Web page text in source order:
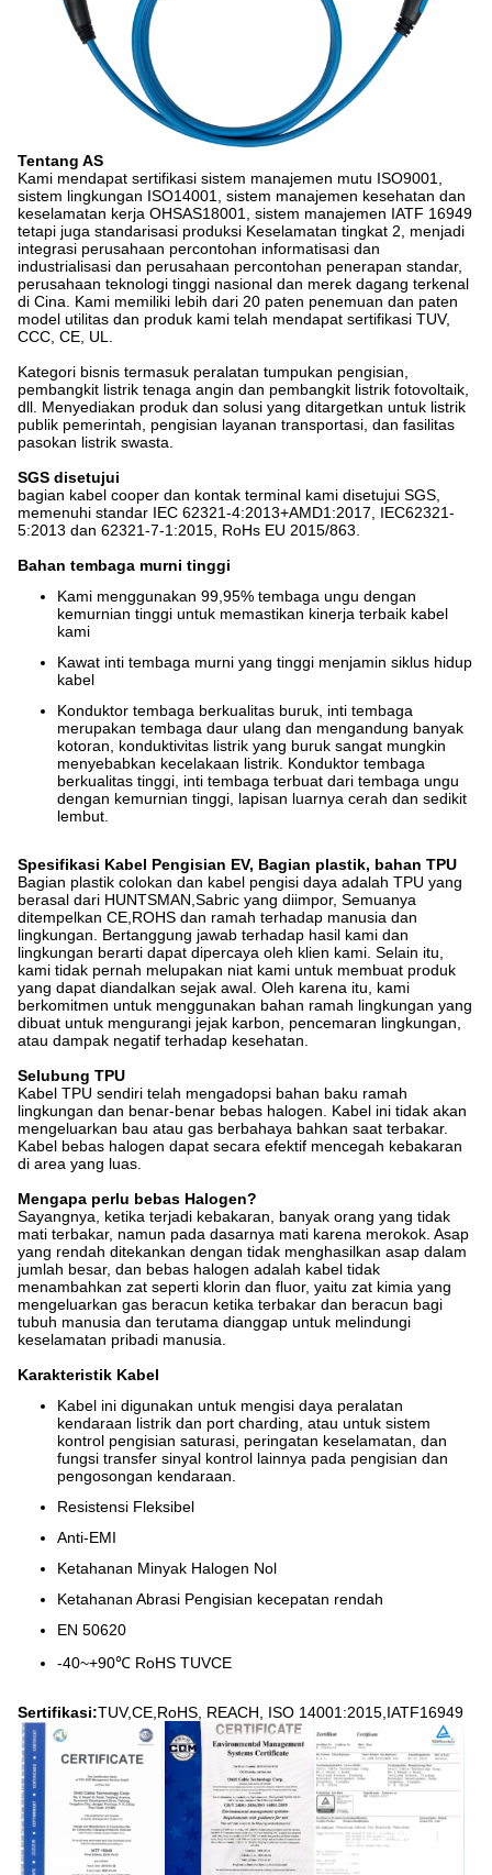
Tentang AS
Kami mendapat sertifikasi sistem manajemen mutu ISO9001,
sistem lingkungan ISO14001, sistem manajemen kesehatan dan
keselamatan kerja OHSAS18001, sistem manajemen IATF 16949
tetapi juga standarisasi produksi Keselamatan tingkat 2, menjadi
integrasi perusahaan percontohan informatisasi dan
industrialisasi dan perusahaan percontohan penerapan standar,
perusahaan teknologi tinggi nasional dan merek dagang terkenal
di Cina. Kami memiliki lebih dari 20 paten penemuan dan paten
model utilitas dan produk kami telah mendapat sertifikasi TUV,
CCC, CE, UL.
Kategori bisnis termasuk peralatan tumpukan pengisian,
pembangkit listrik tenaga angin dan pembangkit listrik fotovoltaik,
dll. Menyediakan produk dan solusi yang ditargetkan untuk listrik
publik pemerintah, pengisian layanan transportasi, dan fasilitas
pasokan listrik swasta.
SGS disetujui
bagian kabel cooper dan kontak terminal kami disetujui SGS,
memenuhi standar IEC 62321-4:2013+AMD1:2017, IEC62321-
5:2013 dan 62321-7-1:2015, RoHs EU 2015/863.
Bahan tembaga murni tinggi
Kami menggunakan 99,95% tembaga ungu dengan
kemurnian tinggi untuk memastikan kinerja terbaik kabel
kami
Kawat inti tembaga murni yang tinggi menjamin siklus hidup
kabel
Konduktor tembaga berkualitas buruk, inti tembaga
merupakan tembaga daur ulang dan mengandung banyak
kotoran, konduktivitas listrik yang buruk sangat mungkin
menyebabkan kecelakaan listrik. Konduktor tembaga
berkualitas tinggi, inti tembaga terbuat dari tembaga ungu
dengan kemurnian tinggi, lapisan luarnya cerah dan sedikit
lembut.
Spesifikasi Kabel Pengisian EV, Bagian plastik, bahan TPU
Bagian plastik colokan dan kabel pengisi daya adalah TPU yang
berasal dari HUNTSMAN,Sabric yang diimpor, Semuanya
ditempelkan CE,ROHS dan ramah terhadap manusia dan
lingkungan. Bertanggung jawab terhadap hasil kami dan
lingkungan berarti dapat dipercaya oleh klien kami. Selain itu,
kami tidak pernah melupakan niat kami untuk membuat produk
yang dapat diandalkan sejak awal. Oleh karena itu, kami
berkomitmen untuk menggunakan bahan ramah lingkungan yang
dibuat untuk mengurangi jejak karbon, pencemaran lingkungan,
atau dampak negatif terhadap kesehatan.
Selubung TPU
Kabel TPU sendiri telah mengadopsi bahan baku ramah
lingkungan dan benar-benar bebas halogen. Kabel ini tidak akan
mengeluarkan bau atau gas berbahaya bahkan saat terbakar.
Kabel bebas halogen dapat secara efektif mencegah kebakaran
di area yang luas.
Mengapa perlu bebas Halogen?
Sayangnya, ketika terjadi kebakaran, banyak orang yang tidak
mati terbakar, namun pada dasarnya mati karena merokok. Asap
yang rendah ditekankan dengan tidak menghasilkan asap dalam
jumlah besar, dan bebas halogen adalah kabel tidak
menambahkan zat seperti klorin dan fluor, yaitu zat kimia yang
mengeluarkan gas beracun ketika terbakar dan beracun bagi
tubuh manusia dan terutama dianggap untuk melindungi
keselamatan pribadi manusia.
Karakteristik Kabel
Kabel ini digunakan untuk mengisi daya peralatan
kendaraan listrik dan port charding, atau untuk sistem
kontrol pengisian saturasi, peringatan keselamatan, dan
fungsi transfer sinyal kontrol lainnya pada pengisian dan
pengosongan kendaraan.
Resistensi Fleksibel
Anti-EMI
Ketahanan Minyak Halogen Nol
Ketahanan Abrasi Pengisian kecepatan rendah
EN 50620
-40~+90℃ RoHS TUVCE
Sertifikasi:TUV,CE,RoHS, REACH, ISO 14001:2015,IATF16949